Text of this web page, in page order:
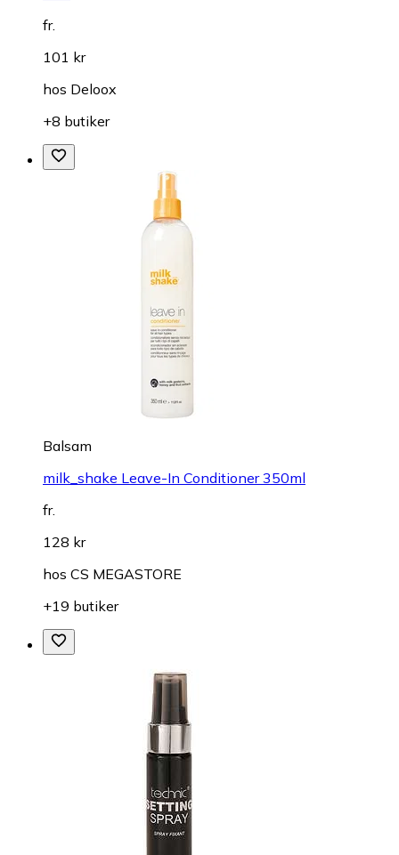
fr.
101 kr
hos Deloox
+8 butiker
Balsam
milk_shake Leave-In Conditioner 350ml
fr.
128 kr
hos CS MEGASTORE
+19 butiker